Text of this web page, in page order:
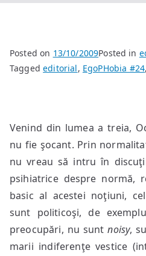
Posted on 13/10/2009Posted in
Taggededitorial, EgoPHobia #24
Venind din lumea a treia,
nu fie şocant. Prin
nu vreau să intru în
psihiatrice despre normă,
basic al acestei noţiuni,
sunt politicoşi, de
preocupări, nu suntnoisy,
marii indiferenţe vestice